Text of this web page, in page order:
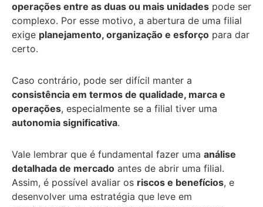
operações entre as duas ou mais unidades pode ser
complexo. Por esse motivo, a abertura de uma filial
exige planejamento, organização e esforço para dar
certo.
Caso contrário, pode ser difícil manter a
consistência em termos de qualidade, marca e
operações, especialmente se a filial tiver uma
autonomia significativa.
Vale lembrar que é fundamental fazer uma análise
detalhada de mercado antes de abrir uma filial.
Assim, é possível avaliar os riscos e benefícios, e
desenvolver uma estratégia que leve em